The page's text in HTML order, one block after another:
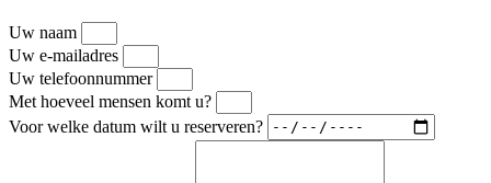
Uw naam
Uw e-mailadres
Uw telefoonnummer
Met hoeveel mensen komt u?
Voor welke datum wilt u reserveren?